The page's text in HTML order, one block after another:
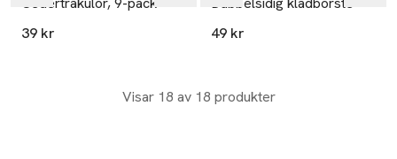
39 kr
49 kr
Visar 18 av 18 produkter